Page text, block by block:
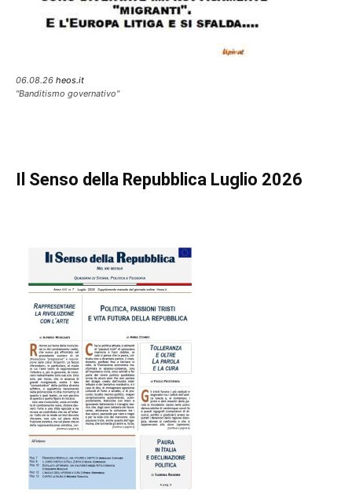
06.08.26 heos.it
"Banditismo governativo"
Il Senso della Repubblica Luglio 2026